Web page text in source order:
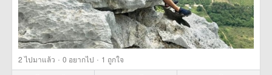
2ไปมาแล้ว · 0 อยากไป · 1 ถูกใจ